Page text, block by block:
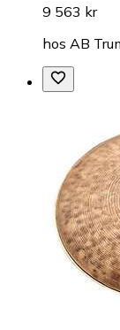
9 563 kr
hos AB